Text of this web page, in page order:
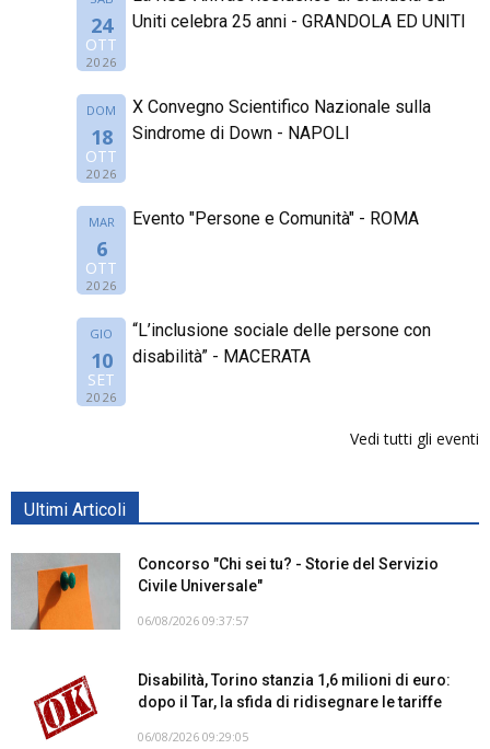
24
OTT
2026
Uniti celebra 25 anni - GRANDOLA ED UNITI
DOM
18
OTT
2026
X Convegno Scientifico Nazionale sulla
Sindrome di Down - NAPOLI
MAR
6
OTT
2026
Evento "Persone e Comunità" - ROMA
GIO
10
SET
2026
“L’inclusione sociale delle persone con
disabilità” - MACERATA
Vedi tutti gli eventi
Ultimi Articoli
Concorso "Chi sei tu? - Storie del Servizio
Civile Universale"
06/08/2026 09:37:57
Disabilità, Torino stanzia 1,6 milioni di euro:
dopo il Tar, la sfida di ridisegnare le tariffe
06/08/2026 09:29:05